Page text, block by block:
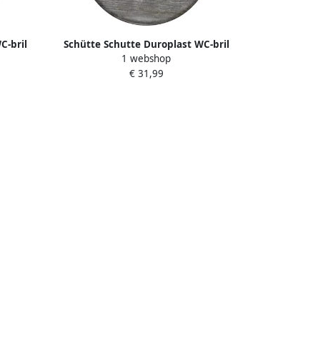
bril
Schütte Schutte Duroplast WC-bril
OFFLINE met soft-close 82157
1 webshop
€ 31,99